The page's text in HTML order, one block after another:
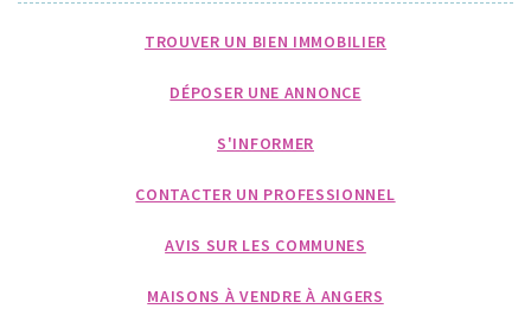
TROUVER UN BIEN IMMOBILIER
DÉPOSER UNE ANNONCE
S'INFORMER
CONTACTER UN PROFESSIONNEL
AVIS SUR LES COMMUNES
MAISONS À VENDRE À ANGERS